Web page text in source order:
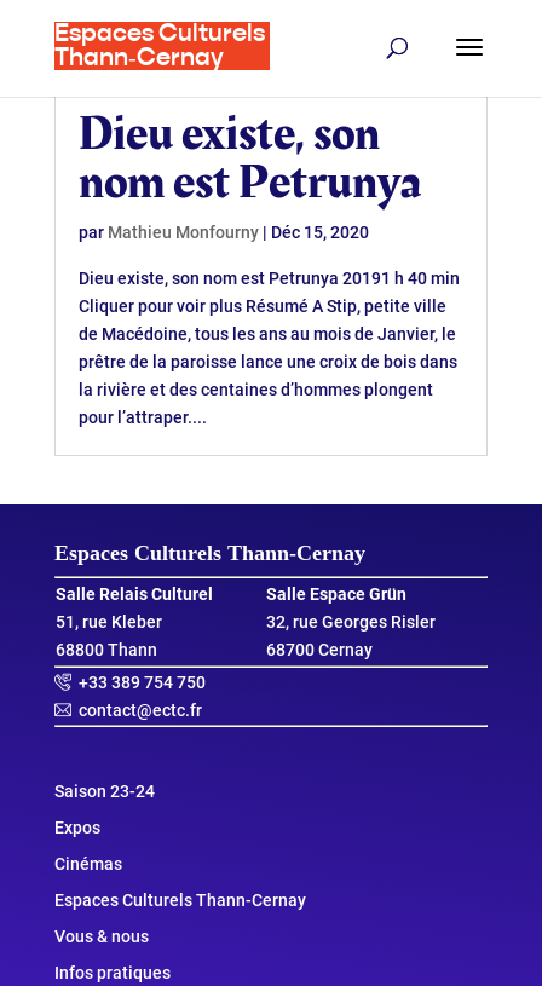
Espaces Culturels
Thann‑Cernay
Dieu existe, son
nom est Petrunya
par Mathieu Monfourny| Déc 15, 2020
Dieu existe, son nom est Petrunya 20191 h 40 min
Cliquer pour voir plus Résumé A Stip, petite ville
de Macédoine, tous les ans au mois de Janvier, le
prêtre de la paroisse lance une croix de bois dans
la rivière et des centaines d’hommes plongent
pour l’attraper....
Espaces Culturels Thann‑Cernay
Salle Relais Culturel
51, rue Kleber
68800 Thann
Salle Espace Grün
32, rue Georges Risler
68700 Cernay
+33 389 754 750
contact@ectc.fr
Saison 23-24
Expos
Cinémas
Espaces Culturels Thann-Cernay
Vous & nous
Infos pratiques